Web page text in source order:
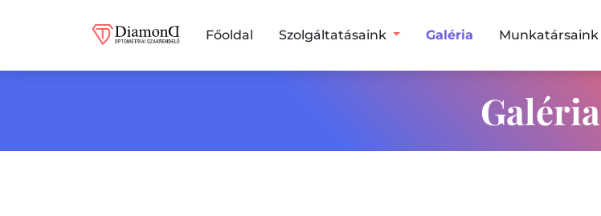
Diamond Optometria
Főoldal Szolgáltatásaink Galéria Munkatársaink
Galéria